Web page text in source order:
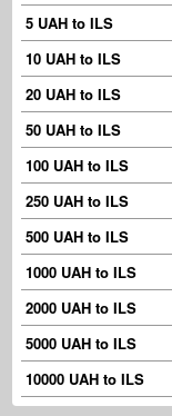
5 UAH to ILS
10 UAH to ILS
20 UAH to ILS
50 UAH to ILS
100 UAH to ILS
250 UAH to ILS
500 UAH to ILS
1000 UAH to ILS
2000 UAH to ILS
5000 UAH to ILS
10000 UAH to ILS